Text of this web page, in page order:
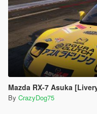
Mazda RX-7 Asuka
By CrazyDog75